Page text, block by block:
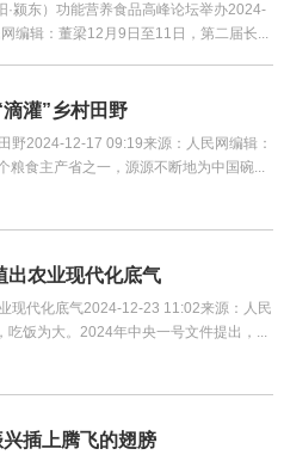
·颍东）功能营养食品高峰论坛举办2024-
编辑：董梁12月9日至11日，第二届长...
灌”乡村田野
野2024-12-17 09:19来源：人民网编辑：
粮食主产省之一，源源不断地为中国碗...
出农业现代化底气
现代化底气2024-12-23 11:02来源：人民
吃饭为大。2024年中央一号文件提出，...
插上腾飞的翅膀